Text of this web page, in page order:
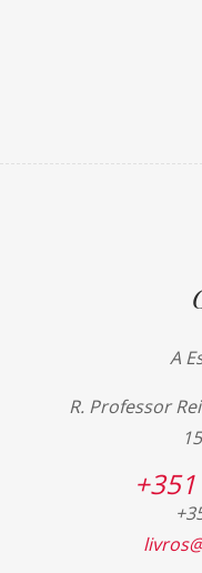
A
R. Professor